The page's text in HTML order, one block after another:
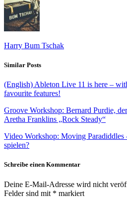
Harry Bum Tschak
Similar Posts
(English) Ableton Live 11 is here –
favourite features!
Groove Workshop: Bernard Purdie,
Aretha Franklins „Rock Steady“
Video Workshop: Moving Paradiddles
spielen?
Schreibe einen Kommentar
Deine E-Mail-Adresse wird nicht
Felder sind mit * markiert